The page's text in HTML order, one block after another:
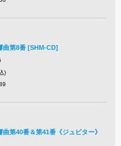
曲第8番 [SHM-CD]
)
第40番＆第41番《ジュピター》